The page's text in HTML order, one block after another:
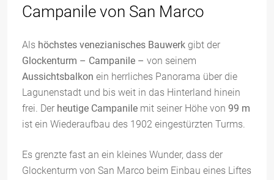
Campanile von San Marco
Als höchstes venezianisches Bauwerk gibt der
Glockenturm – Campanile – von seinem
Aussichtsbalkon ein herrliches Panorama über die
Lagunenstadt und bis weit in das Hinterland hinein
frei. Der heutige Campanile mit seiner Höhe von 99 m
ist ein Wiederaufbau des 1902 eingestürzten Turms.
Es grenzte fast an ein kleines Wunder, dass der
Glockenturm von San Marco beim Einbau eines Liftes